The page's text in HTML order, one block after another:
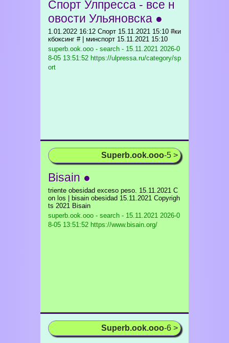
Спорт Улпресса - все н
овости Ульяновска ●
1.01.2022 16:12 Спорт 15.11.2021 15:10 #ки
кбоксинг # | минспорт 15.11.2021 15:10
superb.ook.ooo - search - 15.11.2021 2026-0
8-05 13:51:52 https://ulpressa.ru/category/sp
ort
Superb.ook.ooo-5 >
Bisain ●
triente obesidad exceso peso. 15.11.2021 C
on los | bisain obesidad 15.11.2021 Copyrigh
ts 2021 Bisain
superb.ook.ooo - search - 15.11.2021 2026-0
8-05 13:51:52 https://www.bisain.org/
Superb.ook.ooo-6 >